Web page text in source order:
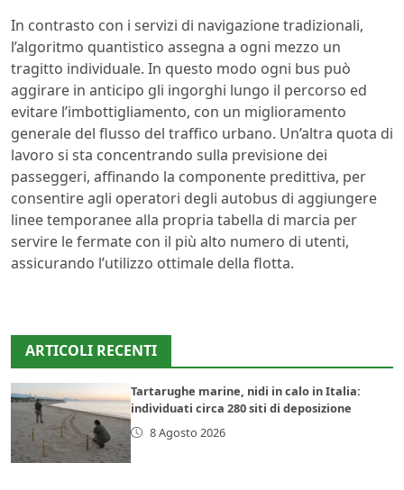
In contrasto con i servizi di navigazione tradizionali,
l’algoritmo quantistico assegna a ogni mezzo un
tragitto individuale. In questo modo ogni bus può
aggirare in anticipo gli ingorghi lungo il percorso ed
evitare l’imbottigliamento, con un miglioramento
generale del flusso del traffico urbano. Un’altra quota di
lavoro si sta concentrando sulla previsione dei
passeggeri, affinando la componente predittiva, per
consentire agli operatori degli autobus di aggiungere
linee temporanee alla propria tabella di marcia per
servire le fermate con il più alto numero di utenti,
assicurando l’utilizzo ottimale della flotta.
ARTICOLI RECENTI
Tartarughe marine, nidi in calo in Italia:
individuati circa 280 siti di deposizione
8 Agosto 2026